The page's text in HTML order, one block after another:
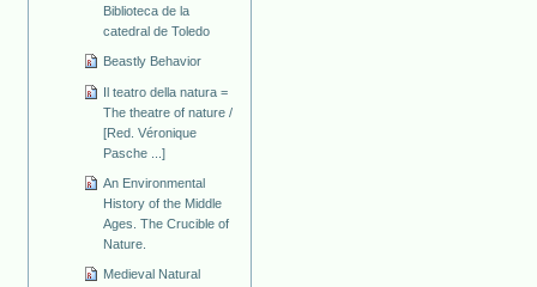
Biblioteca de la
catedral de Toledo
Beastly Behavior
Il teatro della natura =
The theatre of nature /
[Red. Véronique
Pasche ...]
An Environmental
History of the Middle
Ages. The Crucible of
Nature.
Medieval Natural